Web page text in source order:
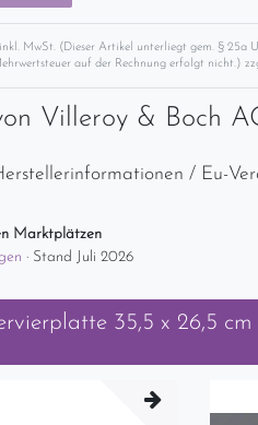
MwSt. (Dieser Artikel unterliegt gem. § 25a
auf der Rechnung erfolgt nicht.)
Villeroy & Boch
/ Eu-
Marktplätzen
· Stand Juli 2026
35,5 x 26,5 cm